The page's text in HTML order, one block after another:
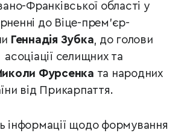
Франківської області у
до Віце-прем’єр-
Геннадія Зубка, до голови
асоціації селищних та
Фурсенка та народних
від Прикарпаття.
інформації щодо формування